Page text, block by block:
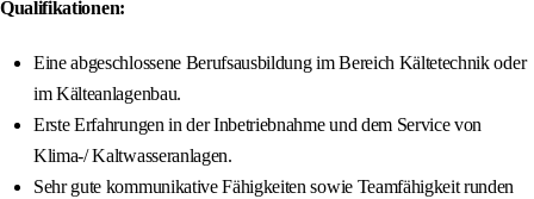
Qualifikationen:
Eine abgeschlossene Berufsausbildung im Bereich Kältetechnik oder
im Kälteanlagenbau.
Erste Erfahrungen in der Inbetriebnahme und dem Service von
Klima-/ Kaltwasseranlagen.
Sehr gute kommunikative Fähigkeiten sowie Teamfähigkeit runden